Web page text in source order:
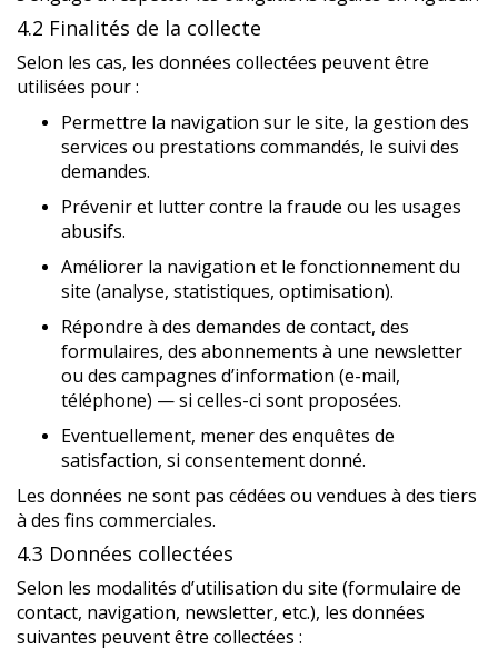
4.2 Finalités de la collecte
Selon les cas, les données collectées peuvent être
utilisées pour :
Permettre la navigation sur le site, la gestion des
services ou prestations commandés, le suivi des
demandes.
Prévenir et lutter contre la fraude ou les usages
abusifs.
Améliorer la navigation et le fonctionnement du
site (analyse, statistiques, optimisation).
Répondre à des demandes de contact, des
formulaires, des abonnements à une newsletter
ou des campagnes d’information (e-mail,
téléphone) — si celles-ci sont proposées.
Eventuellement, mener des enquêtes de
satisfaction, si consentement donné.
Les données ne sont pas cédées ou vendues à des tiers
à des fins commerciales.
4.3 Données collectées
Selon les modalités d’utilisation du site (formulaire de
contact, navigation, newsletter, etc.), les données
suivantes peuvent être collectées :